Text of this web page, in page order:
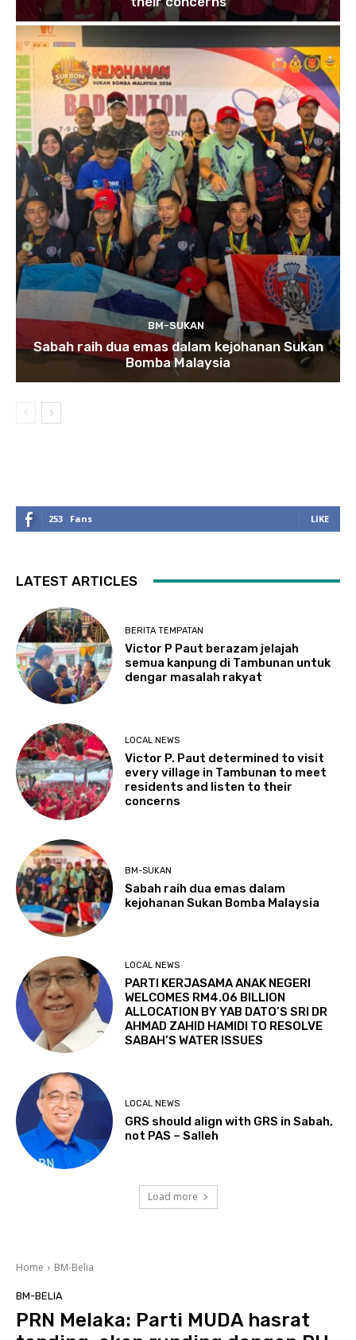
BM-SUKAN
Sabah raih dua emas dalam kejohanan Sukan
Bomba Malaysia
253 Fans LIKE
LATEST ARTICLES
BERITA TEMPATAN
Victor P Paut berazam jelajah
semua kanpung di Tambunan untuk
dengar masalah rakyat
LOCAL NEWS
Victor P. Paut determined to visit
every village in Tambunan to meet
residents and listen to their
concerns
BM-SUKAN
Sabah raih dua emas dalam
kejohanan Sukan Bomba Malaysia
LOCAL NEWS
PARTI KERJASAMA ANAK NEGERI
WELCOMES RM4.06 BILLION
ALLOCATION BY YAB DATO’S SRI DR
AHMAD ZAHID HAMIDI TO RESOLVE
SABAH’S WATER ISSUES
LOCAL NEWS
GRS should align with GRS in Sabah,
not PAS – Salleh
Load more